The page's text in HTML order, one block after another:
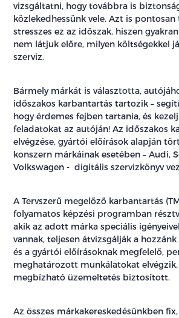
vizsgáltatni, hogy továbbra is
közlekedhessünk vele. Azt is
stresszes ez az időszak, hiszen
nem látjuk előre, milyen költségekkel
szerviz.
Bármely márkát is választotta,
időszakos karbantartás tartozik –
hogy érdemes fejben tartania, és
feladatokat az autóján! Az időszakos
elvégzése, gyártói előírások alapján
konszern márkáinak esetében – Audi,
Volkswagen - digitális szervizkönyv
A Tervszerű megelőző karbantartás
folyamatos képzési programban
akik az adott márka speciális
vannak, teljesen átvizsgálják a
és a gyártói előírásoknak megfelelő,
meghatározott munkálatokat
megbízható üzemeltetés biztosított.
Az összes márkakereskedésünkben